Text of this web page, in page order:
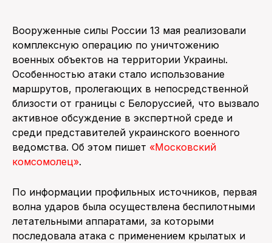
Вооруженные силы России 13 мая реализовали
комплексную операцию по уничтожению
военных объектов на территории Украины.
Особенностью атаки стало использование
маршрутов, пролегающих в непосредственной
близости от границы с Белоруссией, что вызвало
активное обсуждение в экспертной среде и
среди представителей украинского военного
ведомства. Об этом пишет «Московский
комсомолец».
По информации профильных источников, первая
волна ударов была осуществлена беспилотными
летательными аппаратами, за которыми
последовала атака с применением крылатых и